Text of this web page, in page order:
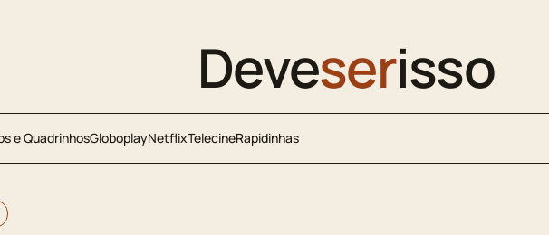
Deveserisso
e QuadrinhosGloboplayNetflixTelecineRapidinhas